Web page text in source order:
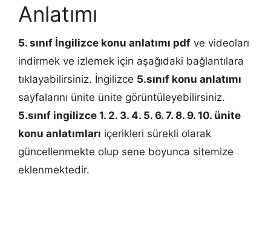
Anlatımı
5. sınıf İngilizce konu anlatımı pdf ve videoları
indirmek ve izlemek için aşağıdaki bağlantılara
tıklayabilirsiniz. İngilizce 5.sınıf konu anlatımı
sayfalarını ünite ünite görüntüleyebilirsiniz.
5.sınıf ingilizce 1. 2. 3. 4. 5. 6. 7. 8. 9. 10. ünite
konu anlatımları içerikleri sürekli olarak
güncellenmekte olup sene boyunca sitemize
eklenmektedir.